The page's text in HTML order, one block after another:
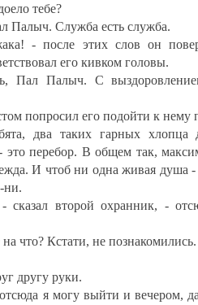
тебе?
Палыч. Служба есть служба.
- после этих слов он
его кивком головы.
Пал Палыч. С
попросил его подойти к нему
два таких гарных хлопца
перебор. В общем так,
И чтоб ни одна живая душа -
ни.
второй охранник, -
что? Кстати, не
другу руки.
я могу выйти и вечером,